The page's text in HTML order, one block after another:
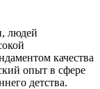
людей
качества
опыт в сфере
детства.